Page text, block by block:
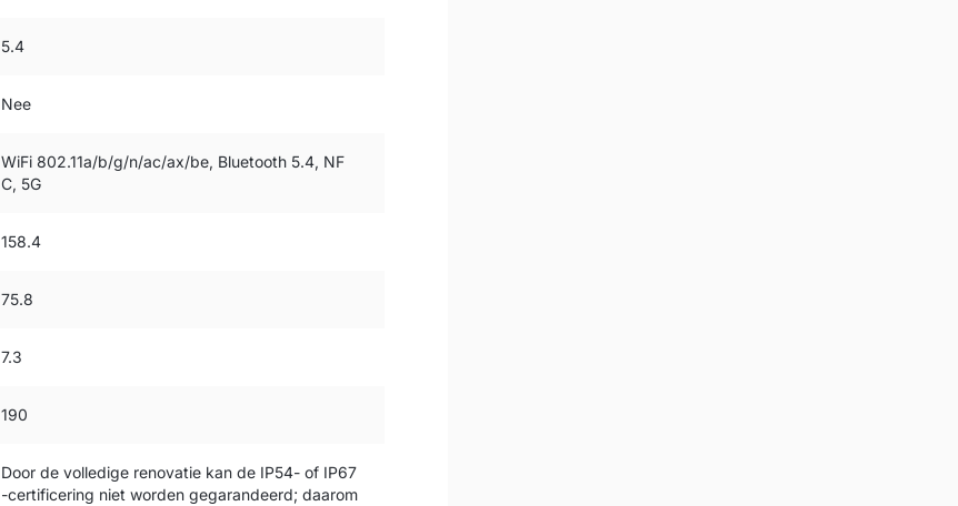
5.4
Nee
WiFi 802.11a/b/g/n/ac/ax/be, Bluetooth 5.4, NF
C, 5G
158.4
75.8
7.3
190
Door de volledige renovatie kan de IP54- of IP67
-certificering niet worden gegarandeerd; daarom